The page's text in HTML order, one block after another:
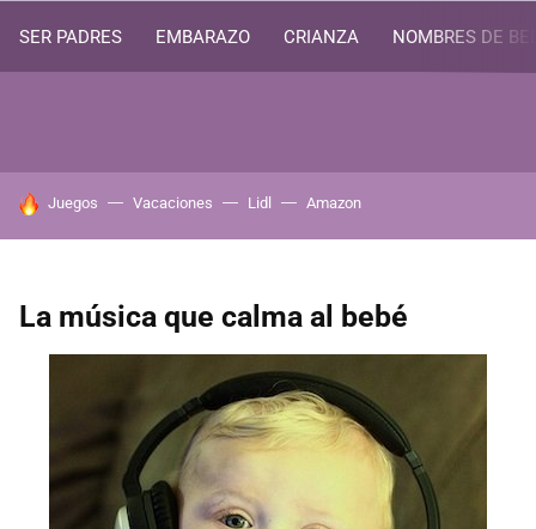
SER PADRES EMBARAZO CRIANZA NOMBRES DE
HOY SE HABLA DE
Juegos Vacaciones Lidl Amazon
La música que calma al bebé